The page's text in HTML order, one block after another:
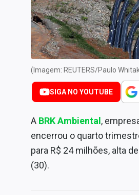
Especiais
Internacional
Marketing
Tecnologia
Conteúdo de Marca
(Imagem: REUTERS/Paulo
SIGA NO YOUTUBE
A BRK Ambiental ,
encerrou o quarto
para R$ 24 milhões, alta
(30).